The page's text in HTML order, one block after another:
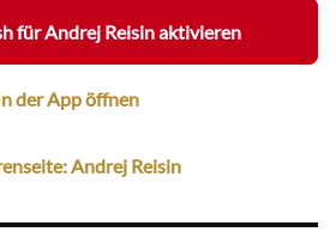
für Andrej Reisin aktivieren
der App öffnen
Andrej Reisin